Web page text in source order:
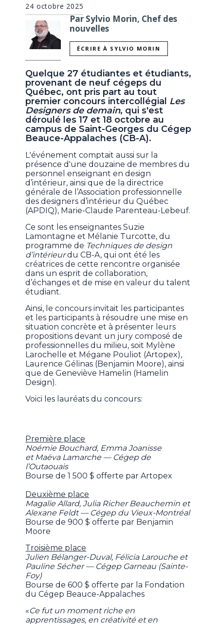
24 octobre 2025
Par Sylvio Morin, Chef des
nouvelles
ÉCRIRE À SYLVIO MORIN
Quelque 27 étudiantes et étudiants,
provenant de neuf cégeps du
Québec, ont pris part au tout
premier concours intercollégial Les
Designers de demain, qui s'est
déroulé les 17 et 18 octobre au
campus de Saint-Georges du Cégep
Beauce-Appalaches (CB-A).
L'événement comptait aussi sur la
présence d'une douzaine de membres du
personnel enseignant en design
d’intérieur, ainsi que de la directrice
générale de l’Association professionnelle
des designers d’intérieur du Québec
(APDIQ), Marie-Claude Parenteau-Lebeuf.
Ce sont les enseignantes Suzie
Lamontagne et Mélanie Turcotte, du
programme de Techniques de design
d’intérieurdu CB-A, qui ont été les
créatrices de cette rencontre organisée
dans un esprit de collaboration,
d’échanges et de mise en valeur du talent
étudiant.
Ainsi, le concours invitait les participantes
et les participants à résoudre une mise en
situation concrète et à présenter leurs
propositions devant un jury composé de
professionnelles du milieu, soit Mylène
Larochelle et Mégane Pouliot (Artopex),
Laurence Gélinas (Benjamin Moore), ainsi
que de Geneviève Hamelin (Hamelin
Design).
Voici les lauréats du concours:
Première place
Noémie Bouchard, Emma Joanisse
et Maëva Lamarche — Cégep de
l’Outaouais
Bourse de 1 500 $ offerte par Artopex
Deuxième place
Magalie Allard, Julia Richer Beauchemin et
Alexane Feldt — Cégep du Vieux-Montréal
Bourse de 900 $ offerte par Benjamin
Moore
Troisième place
Julien Bélanger-Duval, Félicia Larouche et
Pauline Sécher — Cégep Garneau (Sainte-
Foy)
Bourse de 600 $ offerte par la Fondation
du Cégep Beauce-Appalaches
«Ce fut un moment riche en
apprentissages, en créativité et en